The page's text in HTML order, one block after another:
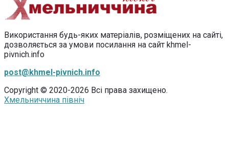
Використання будь-яких матеріалів, розміщених на сайті,
дозволяється за умови посилання на сайт khmel-
pivnich.info
post@khmel-pivnich.info
Copyright © 2020-2026 Всі права захищено.
Хмельниччина північ